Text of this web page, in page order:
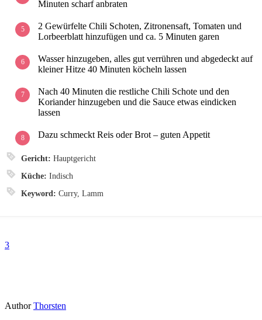
Minuten scharf anbraten
2 Gewürfelte Chili Schoten, Zitronensaft, Tomaten und
Lorbeerblatt hinzufügen und ca. 5 Minuten garen
Wasser hinzugeben, alles gut verrühren und abgedeckt auf
kleiner Hitze 40 Minuten köcheln lassen
Nach 40 Minuten die restliche Chili Schote und den
Koriander hinzugeben und die Sauce etwas eindicken
lassen
Dazu schmeckt Reis oder Brot – guten Appetit
Gericht: Hauptgericht
Küche: Indisch
Keyword: Curry, Lamm
3
Author Thorsten